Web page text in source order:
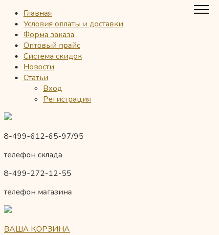
Главная
Условия оплаты и доставки
Форма заказа
Оптовый прайс
Система скидок
Новости
Статьи
Вход
Регистрация
8-499-612-65-97/95
телефон склада
8-499-272-12-55
телефон магазина
ВАША КОРЗИНА